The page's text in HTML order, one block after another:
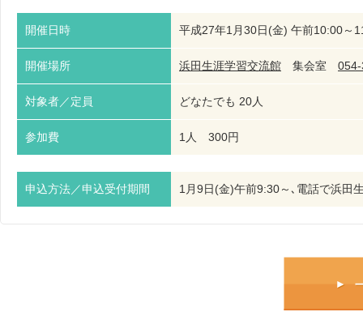
開催日時 平成27年1月30日(金) 午前10:00～
開催場所 浜田生涯学習交流館 集会室
対象者／定員 どなたでも 20人
参加費 1人 300円
申込方法／申込受付期間 1月9日(金)午前9:30～､電話で浜田